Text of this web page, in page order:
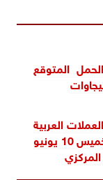
المتوقع
العربية
والأجنبية ليوم الخميس 10 يونيو